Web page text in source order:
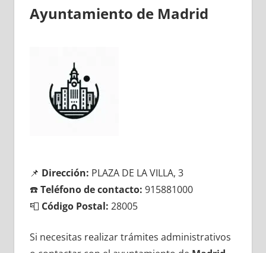
Ayuntamiento dе Madrid
📌 Dirección: PLAZA DE LA VILLA, 3
☎️Teléfono dе contacto: 915881000
📮 Código Postal: 28005
Si necesitas realizar trámites administrativos